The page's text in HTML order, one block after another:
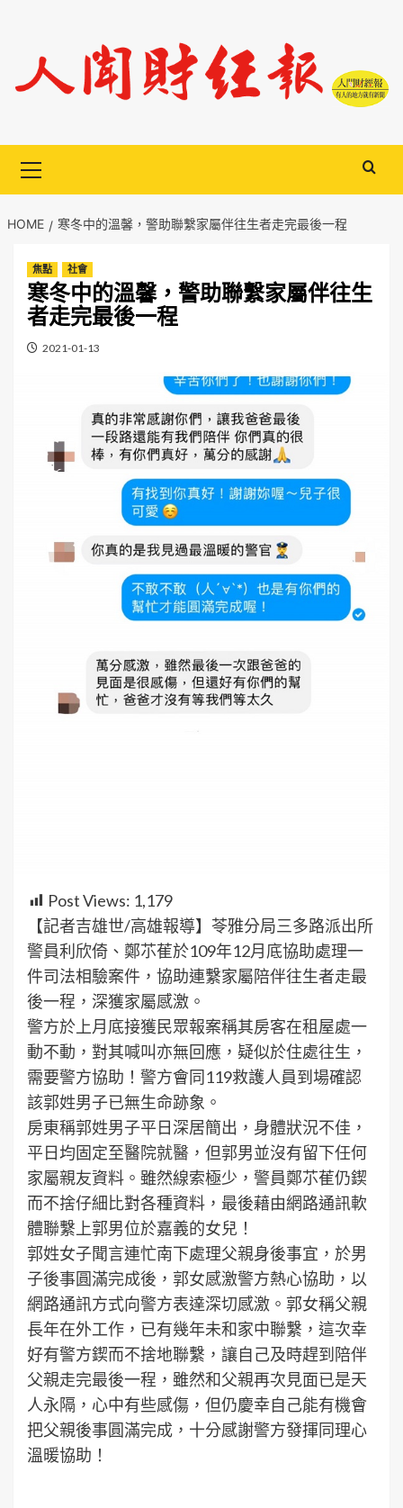
content
Menu
HOME 寒冬中的溫馨，警助聯繫家屬伴往生者走完最後一程
焦點 社會
寒冬中的溫馨，警助聯繫家屬伴往生
者走完最後一程
2021-01-13
Post Views: 1,179
【記者吉雄世/高雄報導】苓雅分局三多路派出所
警員利欣倚、鄭䒕萑於109年12月底協助處理一
件司法相驗案件，協助連繫家屬陪伴往生者走最
後一程，深獲家屬感激。
警方於上月底接獲民眾報案稱其房客在租屋處一
動不動，對其喊叫亦無回應，疑似於住處往生，
需要警方協助！警方會同119救護人員到場確認
該郭姓男子已無生命跡象。
房東稱郭姓男子平日深居簡出，身體狀況不佳，
平日均固定至醫院就醫，但郭男並沒有留下任何
家屬親友資料。雖然線索極少，警員鄭䒕萑仍鍥
而不捨仔細比對各種資料，最後藉由網路通訊軟
體聯繫上郭男位於嘉義的女兒！
郭姓女子聞言連忙南下處理父親身後事宜，於男
子後事圓滿完成後，郭女感激警方熱心協助，以
網路通訊方式向警方表達深切感激。郭女稱父親
長年在外工作，已有幾年未和家中聯繫，這次幸
好有警方鍥而不捨地聯繫，讓自己及時趕到陪伴
父親走完最後一程，雖然和父親再次見面已是天
人永隔，心中有些感傷，但仍慶幸自己能有機會
把父親後事圓滿完成，十分感謝警方發揮同理心
溫暖協助！